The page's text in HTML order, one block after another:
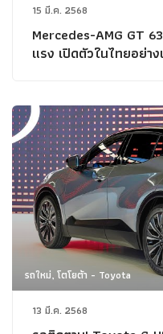
15 มี.ค. 2568
Mercedes-AMG GT
แรง เปิดตัวในไทยอย่าง
รถใหม่, โตโยต้า - Toyota
13 มี.ค. 2568